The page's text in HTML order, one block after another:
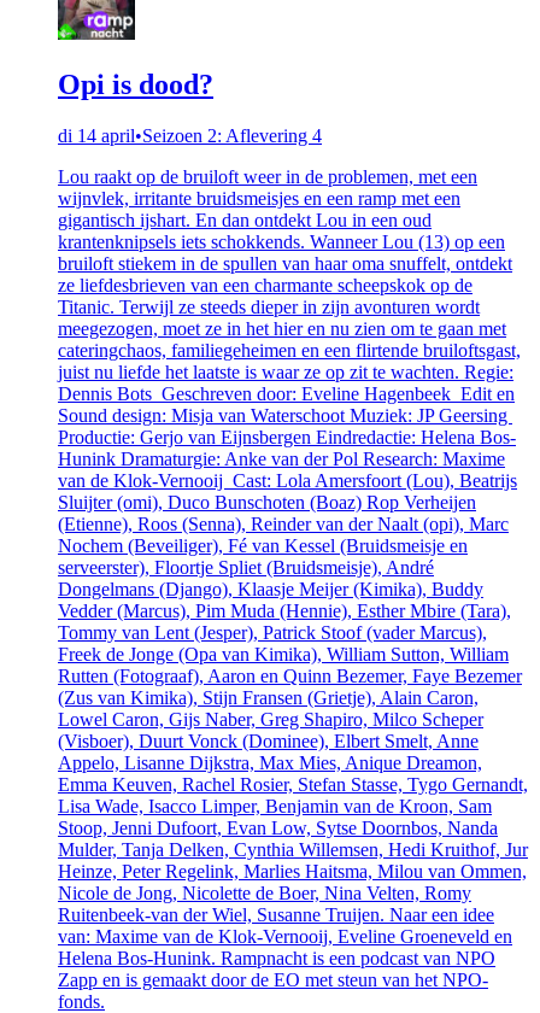
Opi is dood?
di 14 april•Seizoen 2: Aflevering 4
Lou raakt op de bruiloft weer in de problemen, met een
wijnvlek, irritante bruidsmeisjes en een ramp met een
gigantisch ijshart. En dan ontdekt Lou in een oud
krantenknipsels iets schokkends. Wanneer Lou (13) op een
bruiloft stiekem in de spullen van haar oma snuffelt, ontdekt
ze liefdesbrieven van een charmante scheepskok op de
Titanic. Terwijl ze steeds dieper in zijn avonturen wordt
meegezogen, moet ze in het hier en nu zien om te gaan met
cateringchaos, familiegeheimen en een flirtende bruiloftsgast,
juist nu liefde het laatste is waar ze op zit te wachten. Regie:
Dennis Bots Geschreven door: Eveline Hagenbeek Edit en
Sound design: Misja van Waterschoot Muziek: JP Geersing
Productie: Gerjo van Eijnsbergen Eindredactie: Helena Bos-
Hunink Dramaturgie: Anke van der Pol Research: Maxime
van de Klok-Vernooij Cast: Lola Amersfoort (Lou), Beatrijs
Sluijter (omi), Duco Bunschoten (Boaz) Rop Verheijen
(Etienne), Roos (Senna), Reinder van der Naalt (opi), Marc
Nochem (Beveiliger), Fé van Kessel (Bruidsmeisje en
serveerster), Floortje Spliet (Bruidsmeisje), André
Dongelmans (Django), Klaasje Meijer (Kimika), Buddy
Vedder (Marcus), Pim Muda (Hennie), Esther Mbire (Tara),
Tommy van Lent (Jesper), Patrick Stoof (vader Marcus),
Freek de Jonge (Opa van Kimika), William Sutton, William
Rutten (Fotograaf), Aaron en Quinn Bezemer, Faye Bezemer
(Zus van Kimika), Stijn Fransen (Grietje), Alain Caron,
Lowel Caron, Gijs Naber, Greg Shapiro, Milco Scheper
(Visboer), Duurt Vonck (Dominee), Elbert Smelt, Anne
Appelo, Lisanne Dijkstra, Max Mies, Anique Dreamon,
Emma Keuven, Rachel Rosier, Stefan Stasse, Tygo Gernandt,
Lisa Wade, Isacco Limper, Benjamin van de Kroon, Sam
Stoop, Jenni Dufoort, Evan Low, Sytse Doornbos, Nanda
Mulder, Tanja Delken, Cynthia Willemsen, Hedi Kruithof, Jur
Heinze, Peter Regelink, Marlies Haitsma, Milou van Ommen,
Nicole de Jong, Nicolette de Boer, Nina Velten, Romy
Ruitenbeek-van der Wiel, Susanne Truijen. Naar een idee
van: Maxime van de Klok-Vernooij, Eveline Groeneveld en
Helena Bos-Hunink. Rampnacht is een podcast van NPO
Zapp en is gemaakt door de EO met steun van het NPO-
fonds.